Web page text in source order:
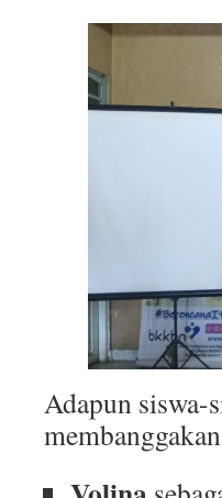
Adapun